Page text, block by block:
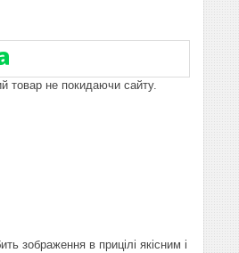
товар не покидаючи сайту.
зображення в прицілі якісним і